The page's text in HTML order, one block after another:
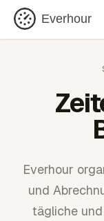
Everhour
Everhour
und
tägliche